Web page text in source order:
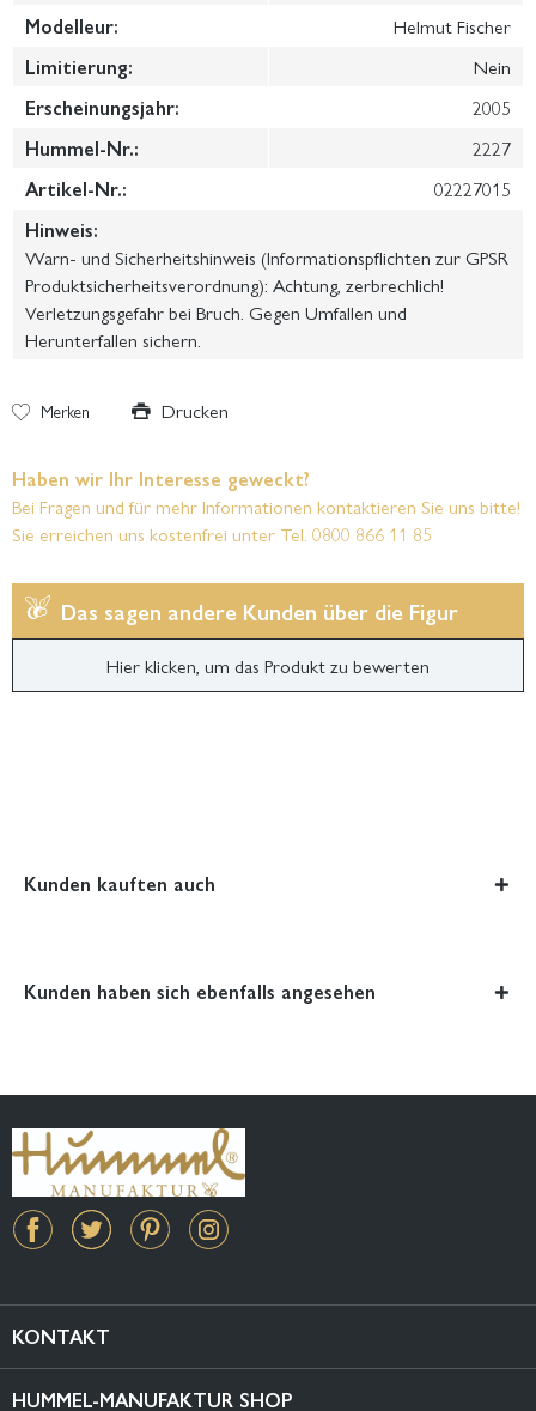
Modelleur:
Helmut Fischer
Limitierung:
Nein
Erscheinungsjahr:
2005
Hummel-Nr.:
2227
Artikel-Nr.:
02227015
Hinweis:
Warn- und Sicherheitshinweis (Informationspflichten zur GPSR
Produktsicherheitsverordnung): Achtung, zerbrechlich!
Verletzungsgefahr bei Bruch. Gegen Umfallen und
Herunterfallen sichern.
Merken Drucken
Haben wir Ihr Interesse geweckt?
Bei Fragen und für mehr Informationen kontaktieren Sie uns bitte!
Sie erreichen uns kostenfrei unter Tel. 0800 866 11 85
Das sagen andere Kunden über die Figur
Hier klicken, um das Produkt zu bewerten
Kunden kauften auch
Kunden haben sich ebenfalls angesehen
KONTAKT
HUMMEL-MANUFAKTUR SHOP